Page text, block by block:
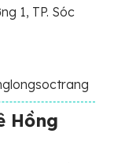
1, TP. Sóc
Hồng